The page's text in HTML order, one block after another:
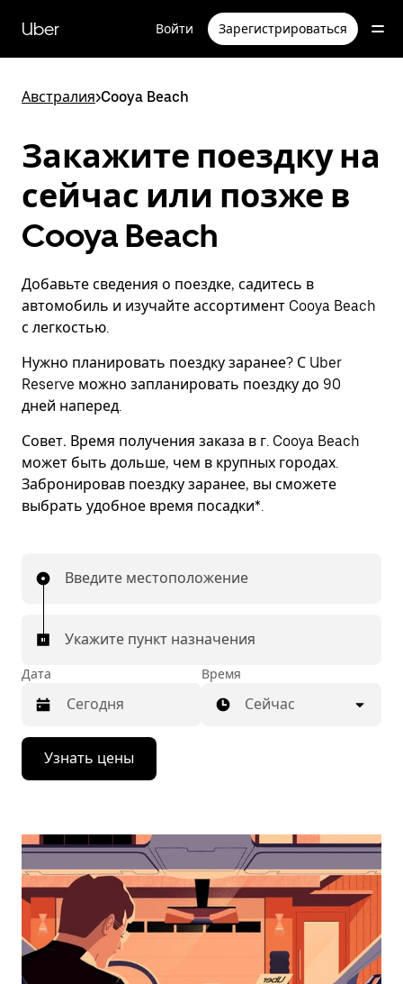
перейти
к
Uber Войти Зарегистрироваться
Австралия>Cooya Beach
Закажите поездку на
сейчас или позже в
Cooya Beach
Добавьте сведения о поездке, садитесь в
автомобиль и изучайте ассортимент Cooya Beach
с легкостью.
Нужно планировать поездку заранее? С Uber
Reserve можно запланировать поездку до 90
дней наперед.
Совет. Время получения заказа в г. Cooya Beach
может быть дольше, чем в крупных городах.
Забронировав поездку заранее, вы сможете
выбрать удобное время посадки*.
Введите местоположение
Укажите пункт назначения
Дата
Нажмите
стрелку
вниз,
календарю
выбрать
дату.
Чтобы
закрыть
календарь,
нажмите
Esc.
Время
Сейчас
Узнать цены